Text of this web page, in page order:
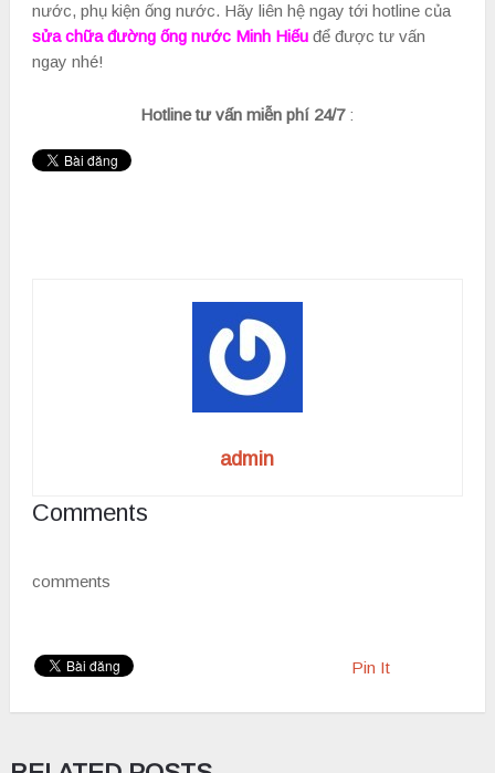
nước, phụ kiện ống nước. Hãy liên hệ ngay tới hotline của
sửa chữa đường ống nước Minh Hiếuđể được tư vấn
ngay nhé!
Hotline tư vấn miễn phí 24/7:
admin
Comments
comments
Pin It